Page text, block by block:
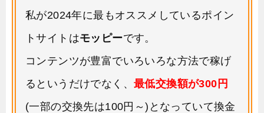
私が2024年に最もオススメしているポイン
トサイトはモッピーです。
コンテンツが豊富でいろいろな方法で稼げ
るというだけでなく、 最低交換額が300円
(一部の交換先は100円～)となっていて換金